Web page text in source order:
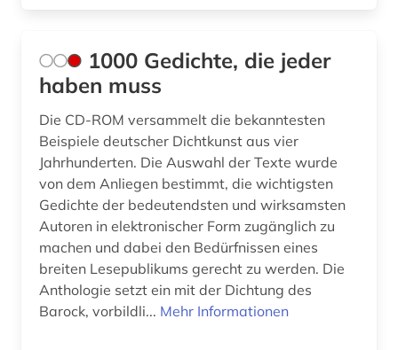
bibliographie (22)
bibliothek (6)
bilddatenbank (1)
bildung (1)
bildungsforschung (2)
bildwörterbuch (2)
1000 Gedichte, die jeder
haben muss
Die CD-ROM versammelt die bekanntesten
Beispiele deutscher Dichtkunst aus vier
Jahrhunderten. Die Auswahl der Texte wurde
von dem Anliegen bestimmt, die wichtigsten
Gedichte der bedeutendsten und wirksamsten
Autoren in elektronischer Form zugänglich zu
machen und dabei den Bedürfnissen eines
breiten Lesepublikums gerecht zu werden. Die
Anthologie setzt ein mit der Dichtung des
Barock, vorbildli... Mehr Informationen